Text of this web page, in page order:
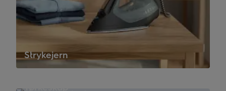
Strykejern